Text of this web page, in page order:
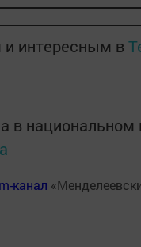
интересным в
в
канал